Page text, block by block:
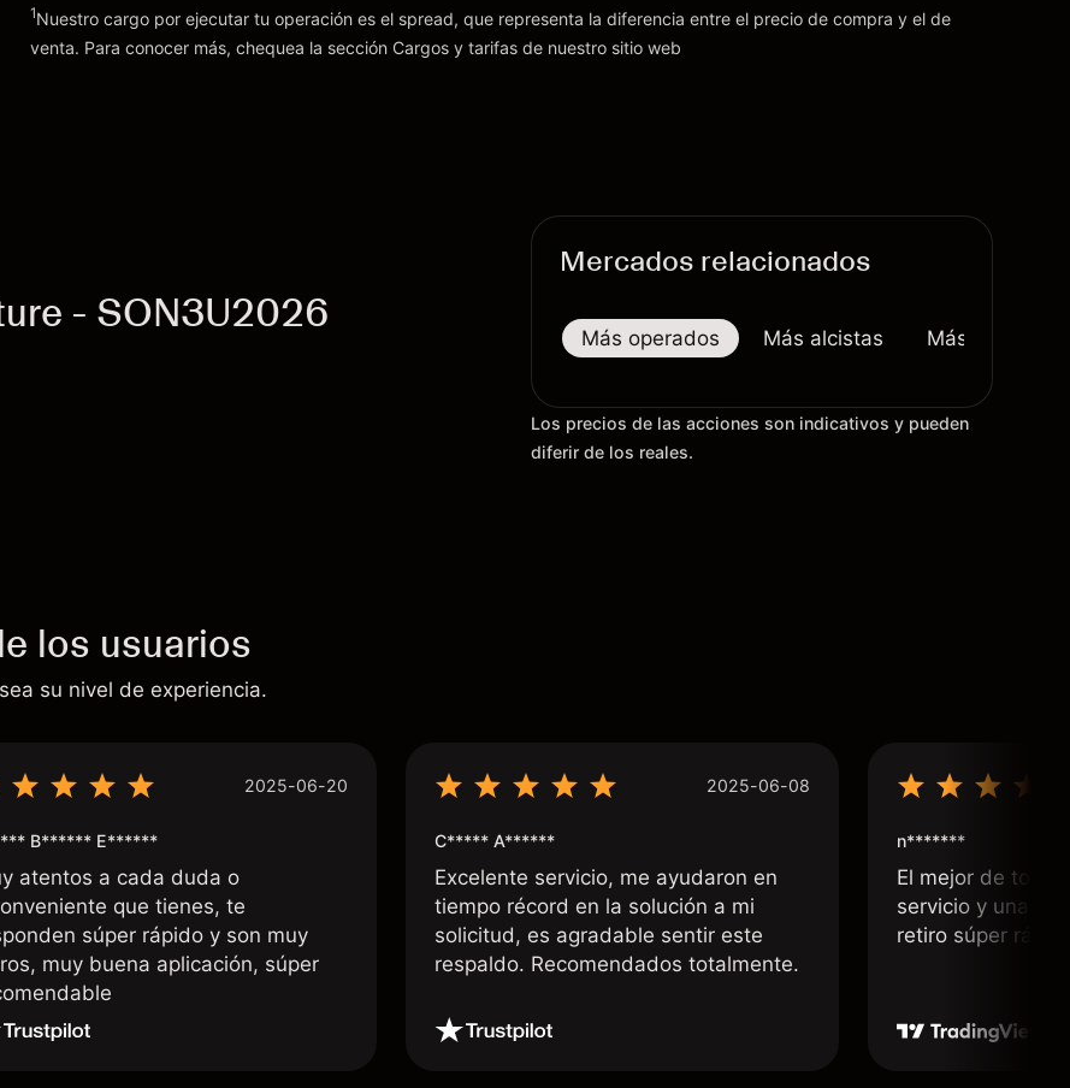
Ir a la plataforma
Dinero del apalancamiento ~ $£199,000.00
1Nuestro cargo por ejecutar tu operación es el spread, que representa la diferencia entre el precio de compra y el de
venta. Para conocer más, chequea la sección Cargos y tarifas de nuestro sitio web
- SON3U2026
Mercados relacionados
Más operados Más alcistas Más bajistas
Los precios de las acciones son indicativos y pueden
diferir de los reales.
los usuarios
su nivel de experiencia.
2025-06-20
B****** E******
atentos a cada duda o
que tienes, te
súper rápido y son muy
muy buena aplicación, súper
2025-06-08
C***** A******
Excelente servicio, me ayudaron en
tiempo récord en la solución a mi
solicitud, es agradable sentir este
respaldo. Recomendados totalmente.
n*******
El mejor de
servicio y una
retiro súper